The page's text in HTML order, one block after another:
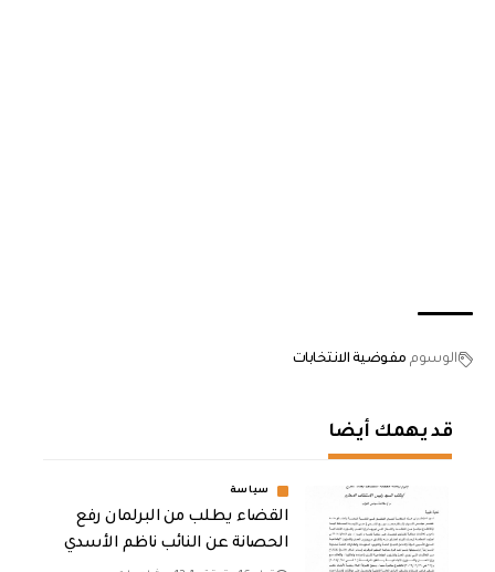
الوسوم مفوضية الانتخابات
قد يهمك أيضا
سياسة
القضاء يطلب من البرلمان رفع
الحصانة عن النائب ناظم الأسدي